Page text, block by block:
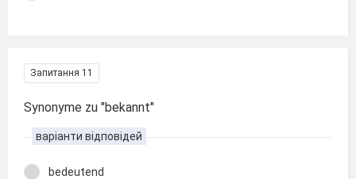
Запитання 11
Synonyme zu "bekannt"
варіанти відповідей
bedeutend